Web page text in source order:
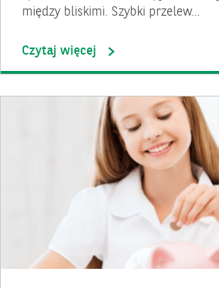
między bliskimi. Szybki przelew…
Czytaj więcej